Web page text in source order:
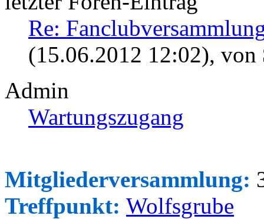
Re:
(15.06.2012 12:02), von
Admin
Wartungszugang
Mitgliederversammlung:
Treffpunkt: Wolfsgrube